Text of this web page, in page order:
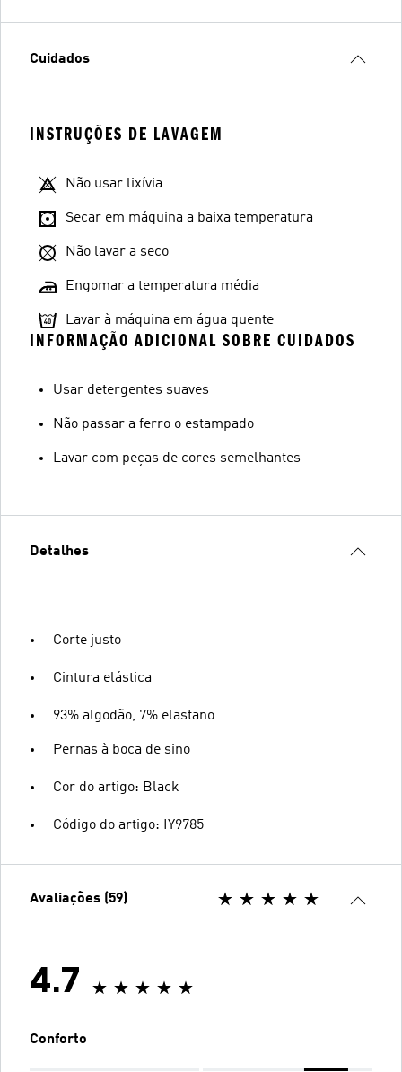
Cuidados
INSTRUÇÕES DE LAVAGEM
Não usar lixívia
Secar em máquina a baixa temperatura
Não lavar a seco
Engomar a temperatura média
Lavar à máquina em água quente
INFORMAÇÃO ADICIONAL SOBRE CUIDADOS
Usar detergentes suaves
Não passar a ferro o estampado
Lavar com peças de cores semelhantes
Detalhes
Corte justo
Cintura elástica
93% algodão, 7% elastano
Pernas à boca de sino
Cor do artigo: Black
Código do artigo: IY9785
Avaliações (59)
4.7
Conforto